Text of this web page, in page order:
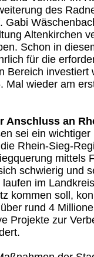
des
Altenkirchen
Schon in
für die
Bereich
Mal wieder am
Anschluss an
sei ein
Rhein-Sieg-
mittels
schwierig und
im
kommen soll,
rund 4
Projekte zur